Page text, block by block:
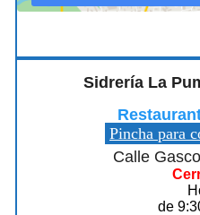
Sidrería La
Pincha para
Calle
de